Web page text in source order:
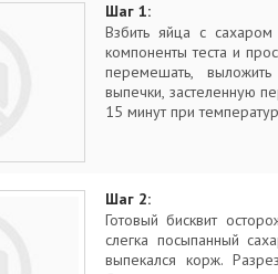
Шаг 1:
Взбить яйца с
компоненты теста и
перемешать,
выпечки, застеленную
15 минут при
Шаг 2:
Готовый бисквит
слегка посыпанный
выпекался корж.